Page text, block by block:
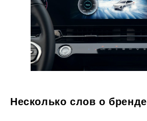
Несколько слов о бренде